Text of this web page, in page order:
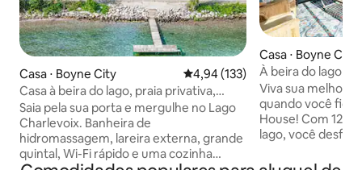
Casa ⋅ Boyne City 4,94 de uma avaliação média de
4,94 (133)
Casa à beira do lago, praia privativa,
banheira de hidromassagem, fogueira
Saia pela sua porta e mergulhe no Lago
Charlevoix. Banheira de
hidromassagem, lareira externa, grande
quintal, Wi-Fi rápido e uma cozinha
Casa ⋅ Boyne City
À beira do lago
de Boyne Mtn
Viva sua melhor
quando você
House! Com 125
lago, você
pedale facilmente